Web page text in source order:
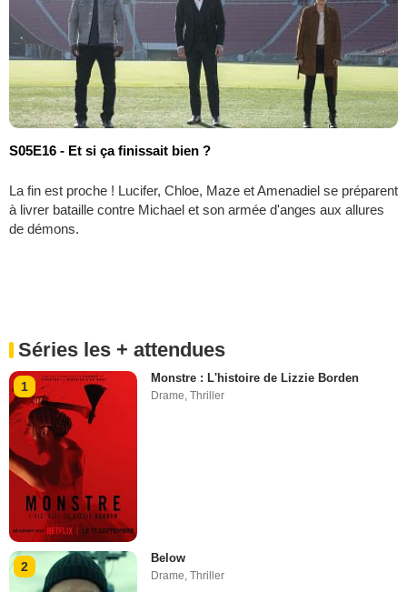
S05E16 - Et si ça finissait bien ?
La fin est proche ! Lucifer, Chloe, Maze et Amenadiel se préparent
à livrer bataille contre Michael et son armée d'anges aux allures
de démons.
Séries les + attendues
1
Monstre : L'histoire de Lizzie Borden
Drame ,Thriller
2
Below
Drame,Thriller